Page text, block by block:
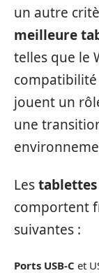
un autre
meilleure
telles que le
compatibilité
jouent un
une
Les
comportent
suivantes :
Ports USB-C et